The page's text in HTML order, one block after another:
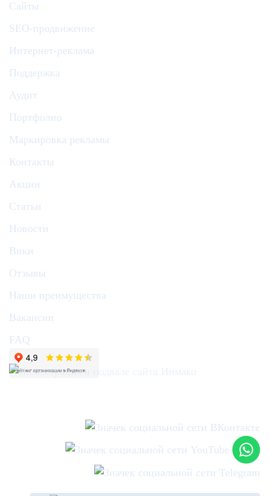
Сайты
SEO-продвижение
Интернет-реклама
Поддержка
Аудит
Портфолио
Маркировка рекламы
Контакты
Акции
Статьи
Новости
Вики
Отзывы
Наши преимущества
Вакансии
FAQ